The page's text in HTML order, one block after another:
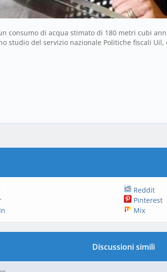
consumo di acqua stimato di 180 metri cubi
studio del servizio nazionale Politiche fiscali
Reddit
Pinterest
Mix
Discussioni simili